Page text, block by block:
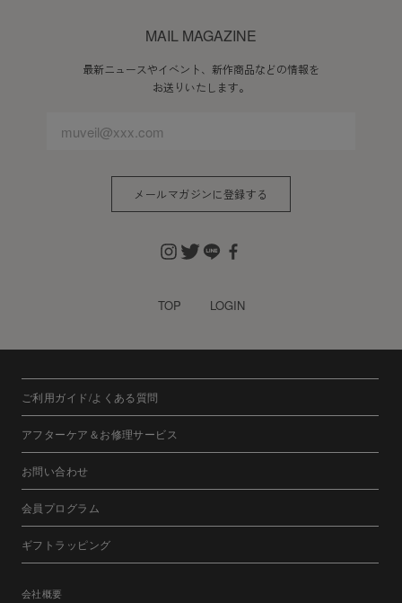
MAIL MAGAZINE
最新ニュースやイベント、新作商品などの情報を
お送りいたします。
メールマガジンに登録する
TOP LOGIN
ご利用ガイド/よくある質問
アフターケア＆お修理サービス
お問い合わせ
会員プログラム
ギフトラッピング
会社概要